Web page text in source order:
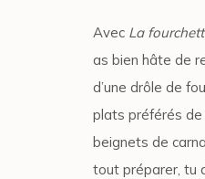
Avec La
as bien hâte de
d’une drôle de
plats préférés
beignets de
tout préparer, tu